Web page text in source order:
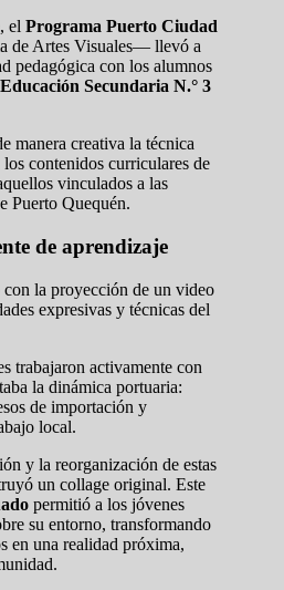
el Programa Puerto Ciudad
de Artes Visuales— llevó a
pedagógica con los alumnos
Secundaria N.° 3
manera creativa la técnica
los contenidos curriculares de
vinculados a las
Puerto Quequén.
de aprendizaje
la proyección de un video
expresivas y técnicas del
trabajaron activamente con
la dinámica portuaria:
de importación y
local.
y la reorganización de estas
un collage original. Este
permitió a los jóvenes
su entorno, transformando
en una realidad próxima,